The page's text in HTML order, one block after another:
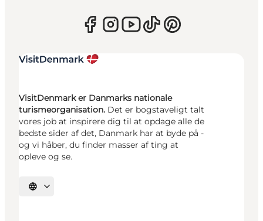
VisitDenmark er Danmarks nationale
turismeorganisation. Det er bogstaveligt talt
vores job at inspirere dig til at opdage alle de
bedste sider af det, Danmark har at byde på -
og vi håber, du finder masser af ting at
opleve og se.
Vælg sprog